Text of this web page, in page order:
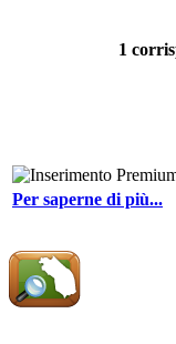
1
Per saperne di più...